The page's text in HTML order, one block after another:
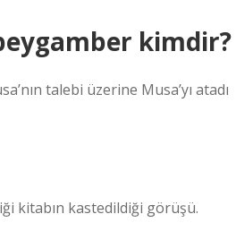
kimdir?
talebi üzerine Musa’yı atadı
kitabın kastedildiği görüşü.